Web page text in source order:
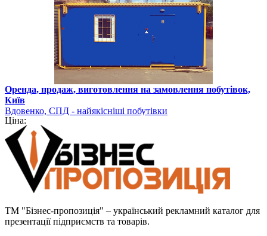
Оренда, продаж, виготовлення на замовлення побутівок,
Київ
Вдовенко, СПД - найякісніші побутівки
Ціна:
ТМ "Бізнес-пропозиція" – український рекламний каталог для
презентації підприємств та товарів.